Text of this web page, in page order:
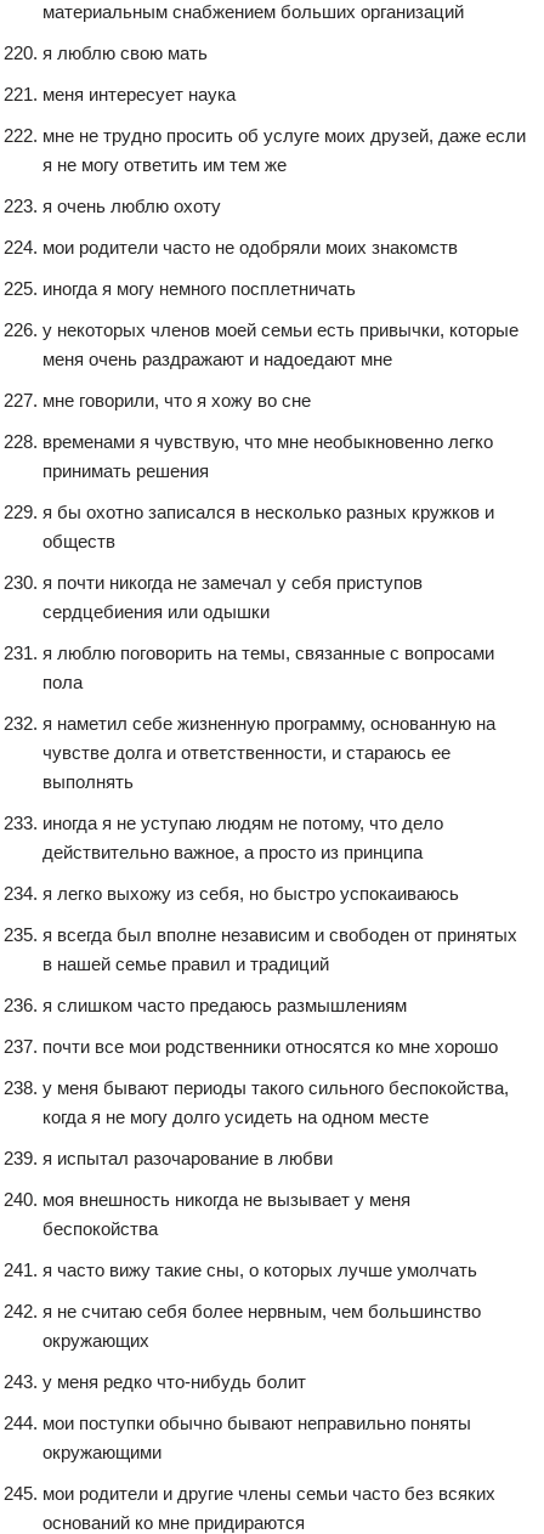
материальным снабжением больших организаций
я люблю свою мать
меня интересует наука
мне не трудно просить об услуге моих друзей, даже если
я не могу ответить им тем же
я очень люблю охоту
мои родители часто не одобряли моих знакомств
иногда я могу немного посплетничать
у некоторых членов моей семьи есть привычки, которые
меня очень раздражают и надоедают мне
мне говорили, что я хожу во сне
временами я чувствую, что мне необыкновенно легко
принимать решения
я бы охотно записался в несколько разных кружков и
обществ
я почти никогда не замечал у себя приступов
сердцебиения или одышки
я люблю поговорить на темы, связанные с вопросами
пола
я наметил себе жизненную программу, основанную на
чувстве долга и ответственности, и стараюсь ее
выполнять
иногда я не уступаю людям не потому, что дело
действительно важное, а просто из принципа
я легко выхожу из себя, но быстро успокаиваюсь
я всегда был вполне независим и свободен от принятых
в нашей семье правил и традиций
я слишком часто предаюсь размышлениям
почти все мои родственники относятся ко мне хорошо
у меня бывают периоды такого сильного беспокойства,
когда я не могу долго усидеть на одном месте
я испытал разочарование в любви
моя внешность никогда не вызывает у меня
беспокойства
я часто вижу такие сны, о которых лучше умолчать
я не считаю себя более нервным, чем большинство
окружающих
у меня редко что-нибудь болит
мои поступки обычно бывают неправильно поняты
окружающими
мои родители и другие члены семьи часто без всяких
оснований ко мне придираются